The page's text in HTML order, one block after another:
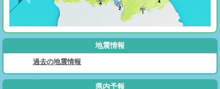
地震情報
過去の地震情報
県内予報